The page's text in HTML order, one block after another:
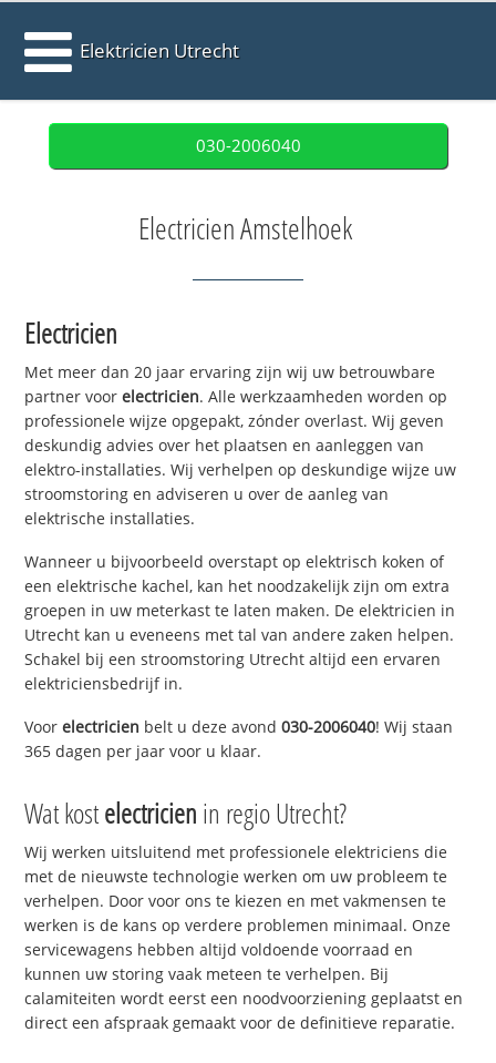
Elektricien Utrecht
030-2006040
Electricien Amstelhoek
Electricien
Met meer dan 20 jaar ervaring zijn wij uw betrouwbare
partner voorelectricien. Alle werkzaamheden worden op
professionele wijze opgepakt, zónder overlast. Wij geven
deskundig advies over het plaatsen en aanleggen van
elektro-installaties. Wij verhelpen op deskundige wijze uw
stroomstoring en adviseren u over de aanleg van
elektrische installaties.
Wanneer u bijvoorbeeld overstapt op elektrisch koken of
een elektrische kachel, kan het noodzakelijk zijn om extra
groepen in uw meterkast te laten maken. De elektricien in
Utrecht kan u eveneens met tal van andere zaken helpen.
Schakel bij een stroomstoring Utrecht altijd een ervaren
elektriciensbedrijf in.
Voorelectricien belt u deze avond030-2006040! Wij staan
365 dagen per jaar voor u klaar.
Wat kostelectricien in regio Utrecht?
Wij werken uitsluitend met professionele elektriciens die
met de nieuwste technologie werken om uw probleem te
verhelpen. Door voor ons te kiezen en met vakmensen te
werken is de kans op verdere problemen minimaal. Onze
servicewagens hebben altijd voldoende voorraad en
kunnen uw storing vaak meteen te verhelpen. Bij
calamiteiten wordt eerst een noodvoorziening geplaatst en
direct een afspraak gemaakt voor de definitieve reparatie.